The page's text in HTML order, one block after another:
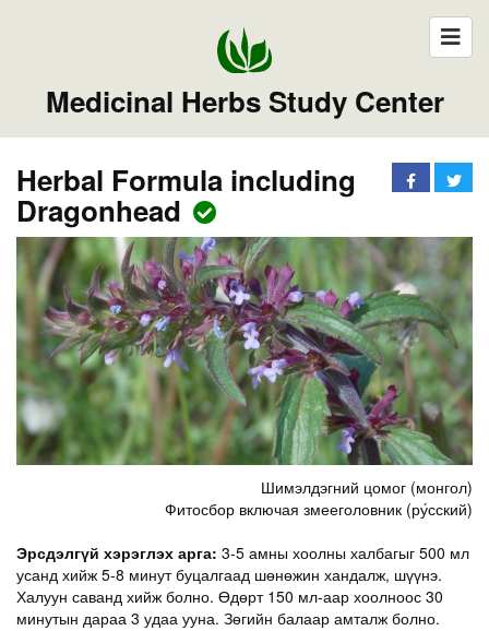
Medicinal Herbs Study Center
Herbal Formula including
Dragonhead
Шимэлдэгний цомог (монгол)
Фитосбор включая змееголовник (ру́сский)
Эрсдэлгүй хэрэглэх арга: 3-5 амны хоолны халбагыг 500 мл
усанд хийж 5-8 минут буцалгаад шөнөжин хандалж, шүүнэ.
Халуун саванд хийж болно. Өдөрт 150 мл-аар хоолноос 30
минутын дараа 3 удаа ууна. Зөгийн балаар амталж болно.